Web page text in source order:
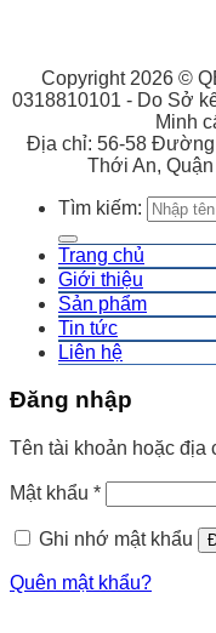
Copyright 2026 ©
0318810101 - Do Sở
Minh
Địa chỉ: 56-58
Thới An,
Tìm kiếm:
Trang chủ
Giới thiệu
Sản phẩm
Tin tức
Liên hệ
Đăng nhập
Tên tài khoản hoặc địa
Mật khẩu *
Ghi nhớ mật khẩu
Quên mật khẩu?